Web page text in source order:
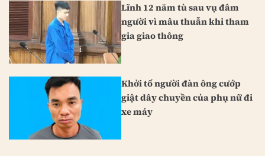
Lĩnh 12 năm tù sau vụ đâm
người vì mâu thuẫn khi tham
gia giao thông
Khởi tố người đàn ông cướp
giật dây chuyền của phụ nữ đi
xe máy